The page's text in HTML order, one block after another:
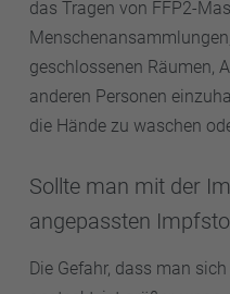
das Tragen von FFP2-
geschlossenen Räumen,
anderen Personen
die Hände zu waschen
Sollte man mit der
angepassten
Die Gefahr, dass man